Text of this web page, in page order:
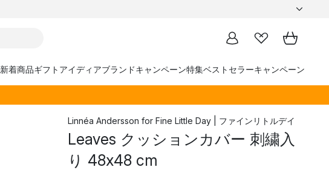
新着商品ギフトアイディアブランドキャンペーン特集ベストセラーキャンペーン
Linnéa Andersson for Fine Little Day | ファインリトルデイ
Leaves クッションカバー 刺繍入
り 48x48 cm